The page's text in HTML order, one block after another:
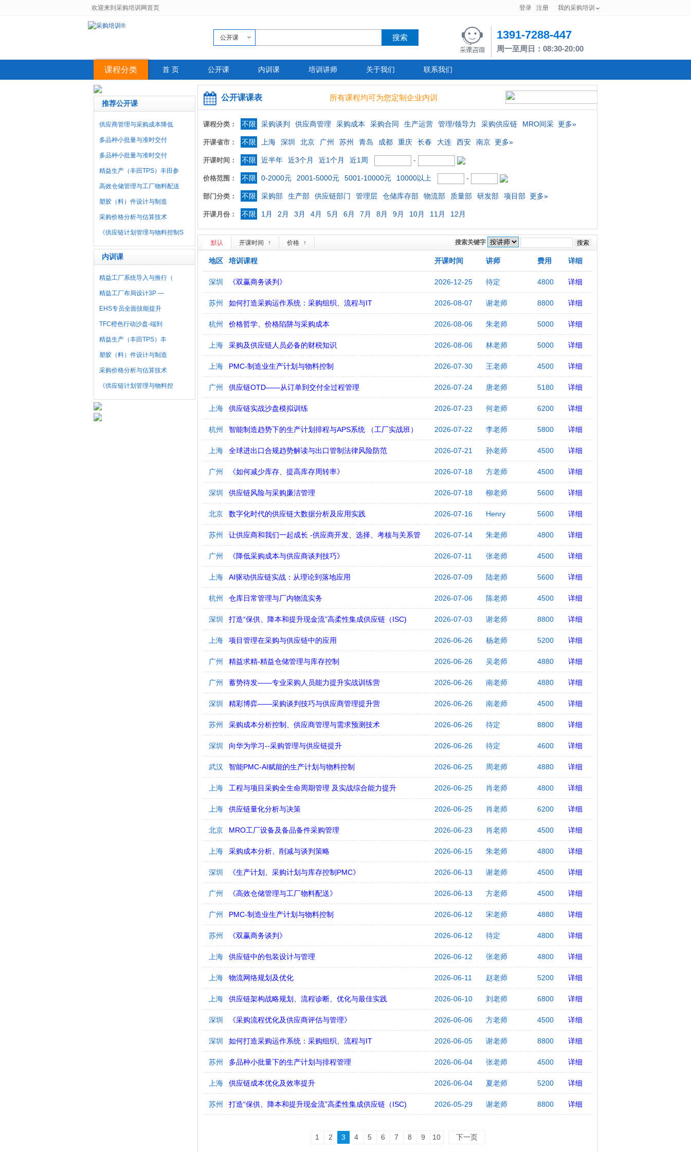
欢迎来到采购培训网首页 登录 注册 我的采购培训
公开课 1391-7288-447
周一至周日：08:30-20:00
首 页 公开课 内训课 培训讲师 关于我们 联系我们
课程分类
推荐公开课
供应商管理与采购成本降低
多品种小批量与准时交付
多品种小批量与准时交付
精益生产（丰田TPS）丰田参
高效仓储管理与工厂物料配送
塑胶（料）件设计与制造
采购价格分析与估算技术
《供应链计划管理与物料控制S
内训课
精益工厂系统导入与推行（
精益工厂布局设计3P —
EHS专员全面技能提升
TFC橙色行动沙盘-端到
精益生产（丰田TPS）丰
塑胶（料）件设计与制造
采购价格分析与估算技术
《供应链计划管理与物料控
公开课课表 所有课程均可为您定制企业内训
课程分类： 不限 采购谈判 供应商管理 采购成本 采购合同 生产运营 管理/领导力 采购供应链 MRO间采 更多»
开课省市： 不限 上海 深圳 北京 广州 苏州 青岛 成都 重庆 长春 大连 西安 南京 更多»
开课时间： 不限 近半年 近3个月 近1个月 近1周 -
价格范围： 不限 0-2000元 2001-5000元 5001-10000元 10000以上 -
部门分类： 不限 采购部 生产部 供应链部门 管理层 仓储库存部 物流部 质量部 研发部 项目部 更多»
开课月份： 不限 1月 2月 3月 4月 5月 6月 7月 8月 9月 10月 11月 12月
默认 开课时间 ↑ 价格 ↑ 搜索关键字
地区 培训课程 开课时间 讲师 费用 详细
深圳 《双赢商务谈判》 2026-12-25 待定 4800 详细
苏州 如何打造采购运作系统：采购组织、流程与IT 2026-08-07 谢老师 8800 详细
杭州 价格哲学、价格陷阱与采购成本 2026-08-06 朱老师 5000 详细
上海 采购及供应链人员必备的财税知识 2026-08-06 林老师 5000 详细
上海 PMC-制造业生产计划与物料控制 2026-07-30 王老师 4500 详细
广州 供应链OTD——从订单到交付全过程管理 2026-07-24 唐老师 5180 详细
上海 供应链实战沙盘模拟训练 2026-07-23 何老师 6200 详细
杭州 智能制造趋势下的生产计划排程与APS系统 （工厂实战班） 2026-07-22 李老师 5800 详细
上海 全球进出口合规趋势解读与出口管制法律风险防范 2026-07-21 孙老师 4500 详细
广州 《如何减少库存、提高库存周转率》 2026-07-18 方老师 4500 详细
深圳 供应链风险与采购廉洁管理 2026-07-18 柳老师 5600 详细
北京 数字化时代的供应链大数据分析及应用实践 2026-07-16 Henry 5600 详细
苏州 让供应商和我们一起成长 -供应商开发、选择、考核与关系管 2026-07-14 朱老师 4800 详细
广州 《降低采购成本与供应商谈判技巧》 2026-07-11 张老师 4500 详细
上海 AI驱动供应链实战：从理论到落地应用 2026-07-09 陆老师 5600 详细
杭州 仓库日常管理与厂内物流实务 2026-07-06 陈老师 4500 详细
深圳 打造“保供、降本和提升现金流”高柔性集成供应链（ISC) 2026-07-03 谢老师 8800 详细
上海 项目管理在采购与供应链中的应用 2026-06-26 杨老师 5200 详细
广州 精益求精-精益仓储管理与库存控制 2026-06-26 吴老师 4880 详细
广州 蓄势待发——专业采购人员能力提升实战训练营 2026-06-26 南老师 4880 详细
深圳 精彩博弈——采购谈判技巧与供应商管理提升营 2026-06-26 南老师 4500 详细
苏州 采购成本分析控制、供应商管理与需求预测技术 2026-06-26 待定 8800 详细
深圳 向华为学习--采购管理与供应链提升 2026-06-26 待定 4600 详细
武汉 智能PMC-AI赋能的生产计划与物料控制 2026-06-25 周老师 4880 详细
上海 工程与项目采购全生命周期管理 及实战综合能力提升 2026-06-25 肖老师 4800 详细
上海 供应链量化分析与决策 2026-06-25 肖老师 6200 详细
北京 MRO工厂设备及备品备件采购管理 2026-06-23 肖老师 4500 详细
上海 采购成本分析、削减与谈判策略 2026-06-15 朱老师 4800 详细
深圳 《生产计划、采购计划与库存控制PMC》 2026-06-13 谢老师 4500 详细
广州 《高效仓储管理与工厂物料配送》 2026-06-13 方老师 4500 详细
广州 PMC-制造业生产计划与物料控制 2026-06-12 宋老师 4880 详细
苏州 《双赢商务谈判》 2026-06-12 待定 4800 详细
上海 供应链中的包装设计与管理 2026-06-12 张老师 4800 详细
上海 物流网络规划及优化 2026-06-11 赵老师 5200 详细
上海 供应链架构战略规划、流程诊断、优化与最佳实践 2026-06-10 刘老师 6800 详细
深圳 《采购流程优化及供应商评估与管理》 2026-06-06 方老师 4500 详细
深圳 如何打造采购运作系统：采购组织、流程与IT 2026-06-05 谢老师 8800 详细
苏州 多品种小批量下的生产计划与排程管理 2026-06-04 张老师 4500 详细
上海 供应链成本优化及效率提升 2026-06-04 夏老师 5200 详细
苏州 打造“保供、降本和提升现金流”高柔性集成供应链（ISC) 2026-05-29 谢老师 8800 详细
1 2 3 4 5 6 7 8 9 10 下一页